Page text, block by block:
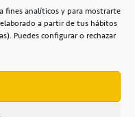
fines analíticos y para mostrarte
a partir de tus hábitos
Puedes configurar o rechazar
– La Laguna